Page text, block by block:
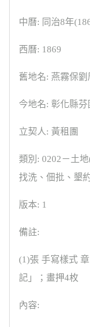
中曆: 同治8年
西曆: 1869
舊地名: 燕霧保
今地名: 彰化縣芬
立契人: 黃租團
類別: 0202－土
找洗、佃批、墾
版本: 1
備註:
(1)張 手寫樣式
記」；畫押4枚
內容: